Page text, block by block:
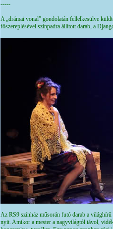
-----
A „drámai vonal” gondolatán fellelkesülve
főszereplésével színpadra állított darab, a
Az RS9 színház műsorán futó darab a
nyit. Amikor a mester a nagyvilágtól távol,